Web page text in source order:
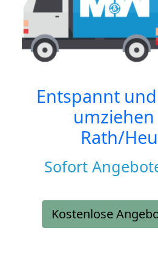
Entspannt
Rath/
Sofort
Kostenlose